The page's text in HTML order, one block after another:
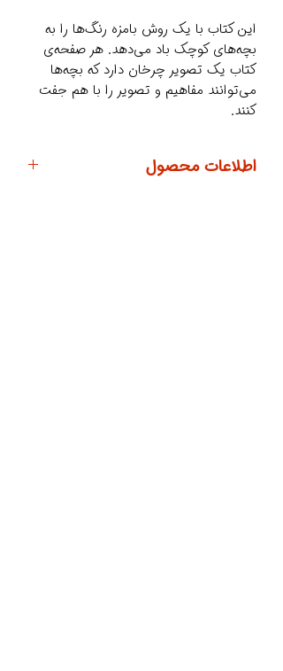
این کتاب با یک روش بامزه رنگ‌ها را به
بچه‌های کوچک باد می‌دهد. هر صفحه‌ی
کتاب یک تصویر چرخان دارد که بچه‌ها
می‌توانند مفاهیم و تصویر را با هم جفت
کنند.
اطلاعات محصول